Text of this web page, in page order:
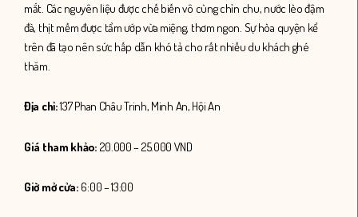
mắt. Các nguyên liệu được chế biến vô cùng chỉn chu, nước lèo đậm
đà, thịt mềm được tẩm ướp vừa miệng, thơm ngon. Sự hòa quyện kể
trên đã tạo nên sức hấp dẫn khó tả cho rất nhiều du khách ghé
thăm.
Địa chỉ:137 Phan Châu Trinh, Minh An, Hội An
Giá tham khảo: 20.000 – 25.000 VND
Giờ mở cửa: 6:00 – 13:00